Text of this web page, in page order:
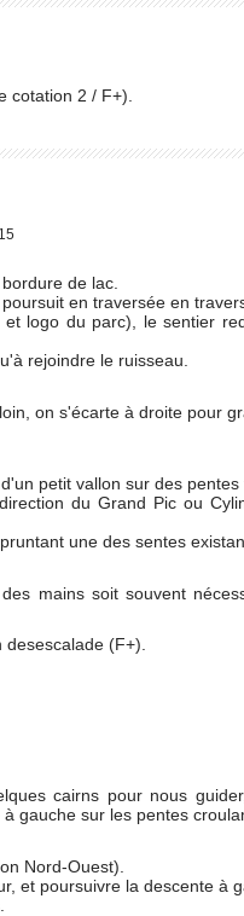
cotation 2 / F+).
de lac.
en traversée en
logo du parc), le sentier
rejoindre le ruisseau.
on s'écarte à droite pour
petit vallon sur des pentes
du Grand Pic ou
une des sentes
mains soit souvent
(F+).
cairns pour nous
gauche sur les pentes
Nord-Ouest).
et poursuivre la descente à